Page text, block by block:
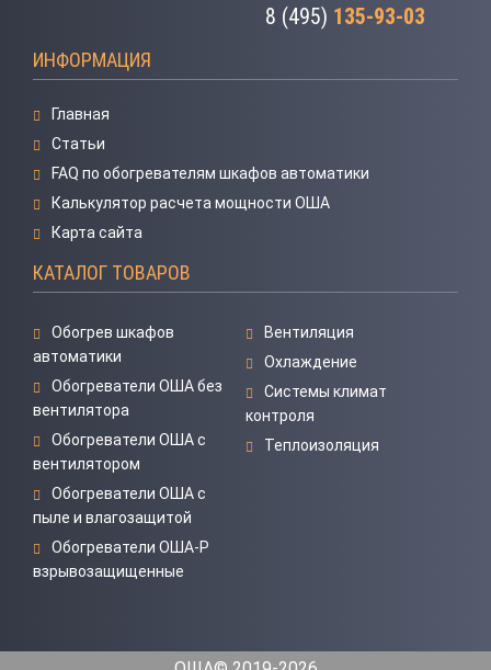
8 (495) 135-93-03
ИНФОРМАЦИЯ
Главная
Статьи
FAQ по обогревателям шкафов автоматики
Калькулятор расчета мощности ОША
Карта сайта
КАТАЛОГ ТОВАРОВ
Обогрев шкафов
автоматики
Обогреватели ОША без
вентилятора
Обогреватели ОША с
вентилятором
Обогреватели ОША с
пыле и влагозащитой
Обогреватели ОША-Р
взрывозащищенные
Вентиляция
Охлаждение
Системы климат
контроля
Теплоизоляция